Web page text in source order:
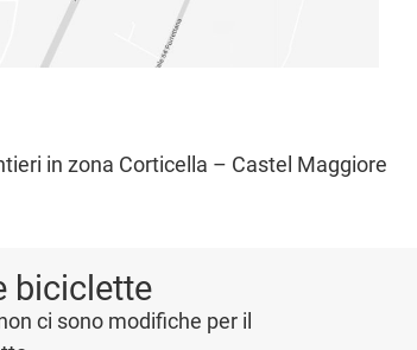
in zona Corticella – Castel Maggiore
biciclette
ci sono modifiche per il